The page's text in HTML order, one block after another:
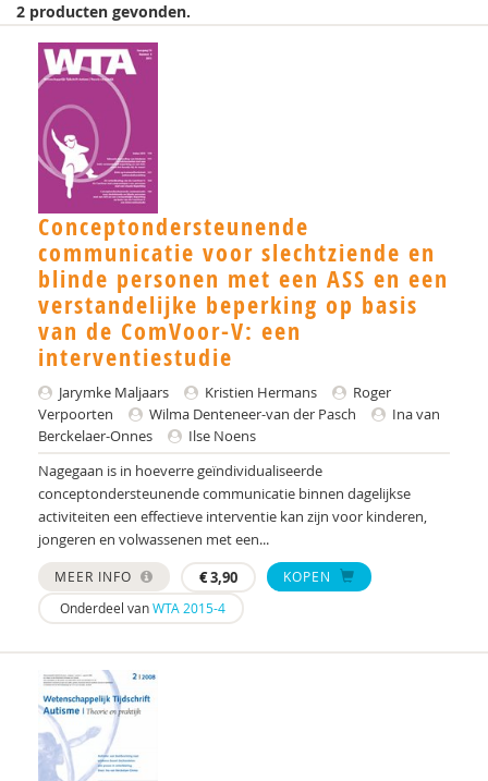
MSc
MSc.
N.G.A. Tak
PhD
Rotterdam
Yulius)
J.H.W. (Jorgen) Mous
PhD* | Instituut voor Psychologie
R.J. van der Gaag. Co-promotor: Dr. N.N.J.
Lambregts-Rommelse
Drs. A . van der Sijde
Susan A. H. van Hooren
Alide A. Heuvelink
Paul A. Mulder
Annelies A. Spek
Laurie A. Stowe
Dr. A.A. Spek
2 producten gevonden.
Conceptondersteunende
communicatie voor slechtziende en
blinde personen met een ASS en een
verstandelijke beperking op basis
van de ComVoor-V: een
interventiestudie
Jarymke Maljaars Kristien Hermans
Roger
Verpoorten
Wilma Denteneer-van der Pasch
Ina van
Berckelaer-Onnes
Ilse Noens
Nagegaan is in hoeverre geïndividualiseerde
conceptondersteunende communicatie binnen dagelijkse
activiteiten een effectieve interventie kan zijn voor kinderen,
jongeren en volwassenen met een...
MEER INFO €3,90
KOPEN
Onderdeel vanWTA 2015-4